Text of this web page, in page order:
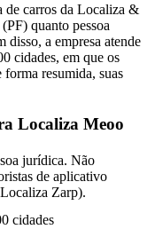
de carros da Localiza &
quanto pessoa
disso, a empresa atende
cidades, em que os
resumida, suas
Localiza Meoo
jurídica. Não
de aplicativo
Zarp).
cidades